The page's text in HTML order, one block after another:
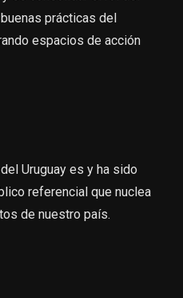
prácticas del
espacios de acción
Uruguay es y ha sido
referencial que nuclea
de nuestro país.